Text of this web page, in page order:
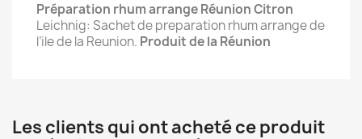
Préparation rhum arrange Réunion Citron
Leichnig: Sachet de preparation rhum arrange de
l’ile de la Reunion. Produit de la Réunion
Les clients qui ont acheté ce produit